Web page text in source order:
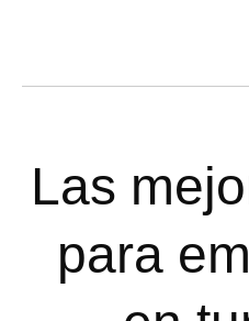
Las
para